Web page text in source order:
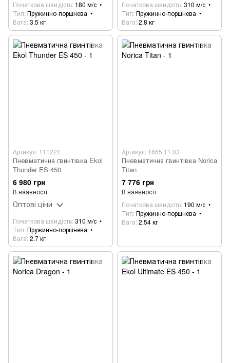
Початкова швидість 180 м/с
Тип Пружинно-поршнева
Вага 3.5 кг
Початкова швидість 310 м/с
Тип Пружинно-поршнева
Вага 2.8 кг
Артикул: 111221
Пневматична гвинтівка Ekol
Thunder ES 450
6 980 грн
В наявності
Оптові ціни
Початкова швидість 310 м/с
Тип Пружинно-поршнева
Вага 2.7 кг
Артикул: 1665.11.03
Пневматична гвинтівка Norica
Titan
7 776 грн
В наявності
Початкова швидість 190 м/с
Тип Пружинно-поршнева
Вага 2.54 кг